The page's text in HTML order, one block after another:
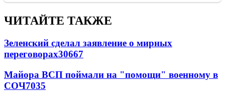
ЧИТАЙТЕ ТАКЖЕ
Зеленский сделал заявление о мирных
переговорах30667
Майора ВСП поймали на "помощи" военному в
СОЧ7035